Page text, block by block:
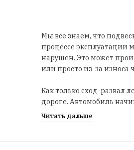
Мы все знаем, что
процессе эксплуатации
нарушен. Это может
или просто из-за износа
Как только сход-развал
дороге. Автомобиль
на высоких скоростях.
Читать дальше